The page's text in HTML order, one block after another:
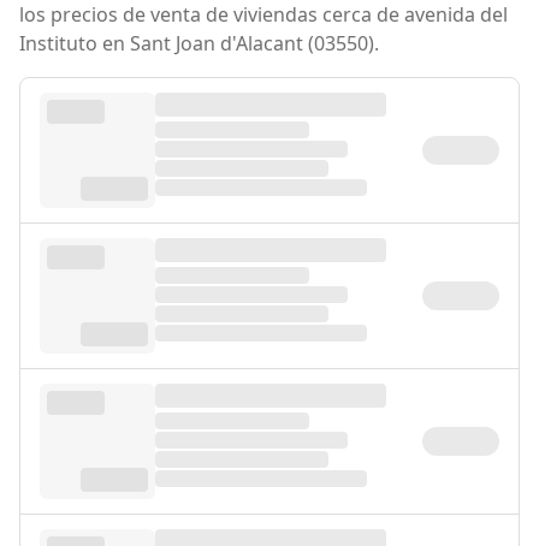
los precios de venta de viviendas cerca de avenida del
Instituto en Sant Joan d'Alacant (03550).